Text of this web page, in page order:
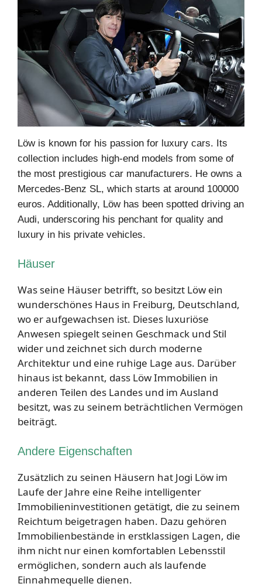
Löw is known for his passion for luxury cars. Its
collection includes high-end models from some of
the most prestigious car manufacturers. He owns a
Mercedes-Benz SL, which starts at around 100000
euros. Additionally, Löw has been spotted driving an
Audi, underscoring his penchant for quality and
luxury in his private vehicles.
Häuser
Was seine Häuser betrifft, so besitzt Löw ein
wunderschönes Haus in Freiburg, Deutschland,
wo er aufgewachsen ist. Dieses luxuriöse
Anwesen spiegelt seinen Geschmack und Stil
wider und zeichnet sich durch moderne
Architektur und eine ruhige Lage aus. Darüber
hinaus ist bekannt, dass Löw Immobilien in
anderen Teilen des Landes und im Ausland
besitzt, was zu seinem beträchtlichen Vermögen
beiträgt.
Andere Eigenschaften
Zusätzlich zu seinen Häusern hat Jogi Löw im
Laufe der Jahre eine Reihe intelligenter
Immobilieninvestitionen getätigt, die zu seinem
Reichtum beigetragen haben. Dazu gehören
Immobilienbestände in erstklassigen Lagen, die
ihm nicht nur einen komfortablen Lebensstil
ermöglichen, sondern auch als laufende
Einnahmequelle dienen.